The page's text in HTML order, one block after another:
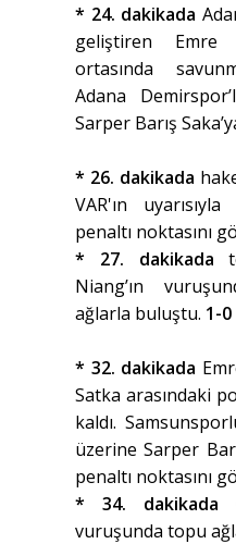
* 24. dakikada
geliştiren Emre
ortasında
Adana
Sarper Barış
* 26. dakikada
VAR'ın
penaltı noktasını
* 27. dakikada
Niang’ın
ağlarla buluştu. 1-0
* 32. dakikada
Satka arasındaki
kaldı.
üzerine Sarper
penaltı noktasını
* 34. dakikada
vuruşunda topu